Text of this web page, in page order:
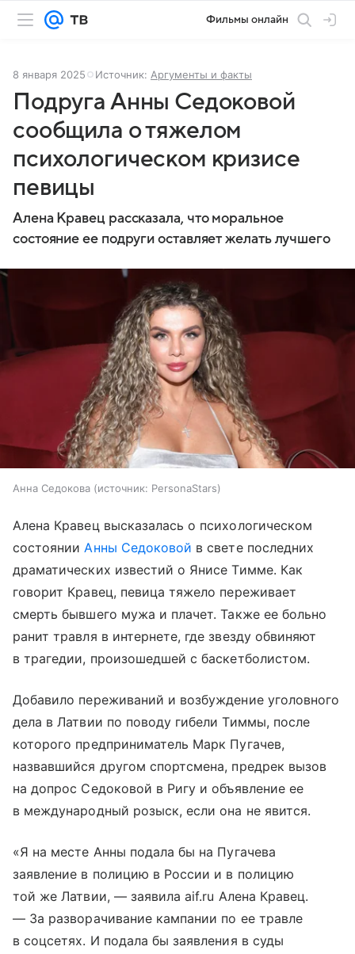
Фильмы онлайн
8 января 2025 Источник: Аргументы и факты
Подруга Анны Седоковой
сообщила о тяжелом
психологическом кризисе
певицы
Алена Кравец рассказала, что моральное
состояние ее подруги оставляет желать лучшего
Анна Седокова источник: PersonaStars
Алена Кравец высказалась о психологическом
состоянииАнны Седоковой в свете последних
драматических известий о Янисе Тимме. Как
говорит Кравец, певица тяжело переживает
смерть бывшего мужа и плачет. Также ее больно
ранит травля в интернете, где звезду обвиняют
в трагедии, произошедшей с баскетболистом.
Добавило переживаний и возбуждение уголовного
дела в Латвии по поводу гибели Тиммы, после
которого предприниматель Марк Пугачев,
назвавшийся другом спортсмена, предрек вызов
на допрос Седоковой в Ригу и объявление ее
в международный розыск, если она не явится.
«Я на месте Анны подала бы на Пугачева
заявление в полицию в России и в полицию
той же Латвии, — заявила aif.ru Алена Кравец.
— За разворачивание кампании по ее травле
в соцсетях. И подала бы заявления в суды